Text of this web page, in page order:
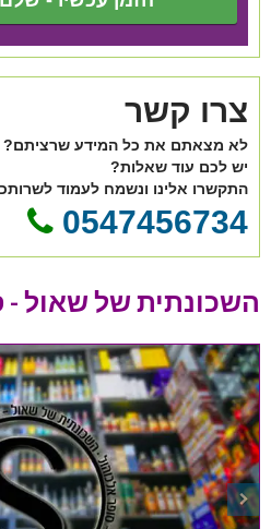
צרו קשר
לא מצאתם את כל המידע שרציתם?
יש לכם עוד שאלות?
התקשרו אלינו ונשמח לעמוד
0547456734
השכונתית של שאול -